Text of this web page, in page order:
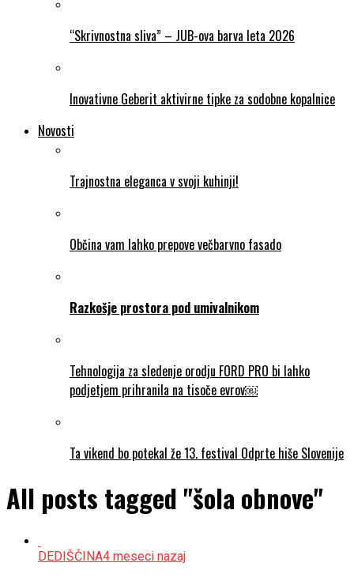
“Skrivnostna sliva” – JUB-ova barva leta 2026
Inovativne Geberit aktivirne tipke za sodobne kopalnice
Novosti
Trajnostna eleganca v svoji kuhinji!
Občina vam lahko prepove večbarvno fasado
Razkošje prostora pod umivalnikom
Tehnologija za sledenje orodju FORD PRO bi lahko
podjetjem prihranila na tisoče evrov￼
Ta vikend bo potekal že 13. festival Odprte hiše Slovenije
All posts tagged "šola obnove"
DEDIŠČINA4 meseci nazaj